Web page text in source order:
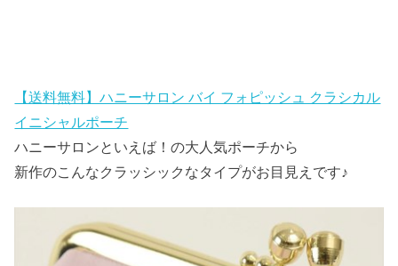
【送料無料】ハニーサロン バイ フォピッシュ クラシカル
イニシャルポーチ
ハニーサロンといえば！の大人気ポーチから
新作のこんなクラッシックなタイプがお目見えです♪